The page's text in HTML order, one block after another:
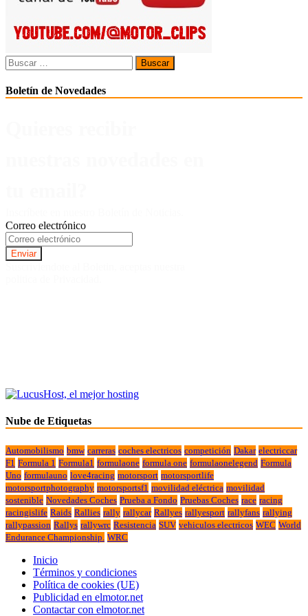
Buscar:
Boletín de Novedades
Correo electrónico
Nube de Etiquetas
Automobilismo bmw carreras coches electricos competición Dakar electriccar
F1 Formula 1 Formula1 formulaone formula one formulaonelegend Formula
Uno formulauno love4racing motorsport motorsportlife
motorsportphotography motorsportsf1 movilidad eléctrica movilidad
sostenible Novedades Coches Prueba a Fondo Pruebas Coches race racing
racingislife Raids Rallies rally rallycar Rallyes rallyesport rallyfans rallying
rallypassion Rallys rallywrc Resistencia SUV vehiculos electricos WEC World
Endurance Championship. WRC
Inicio
Términos y condiciones
Política de cookies (UE)
Publicidad en elmotor.net
Contactar con elmotor.net